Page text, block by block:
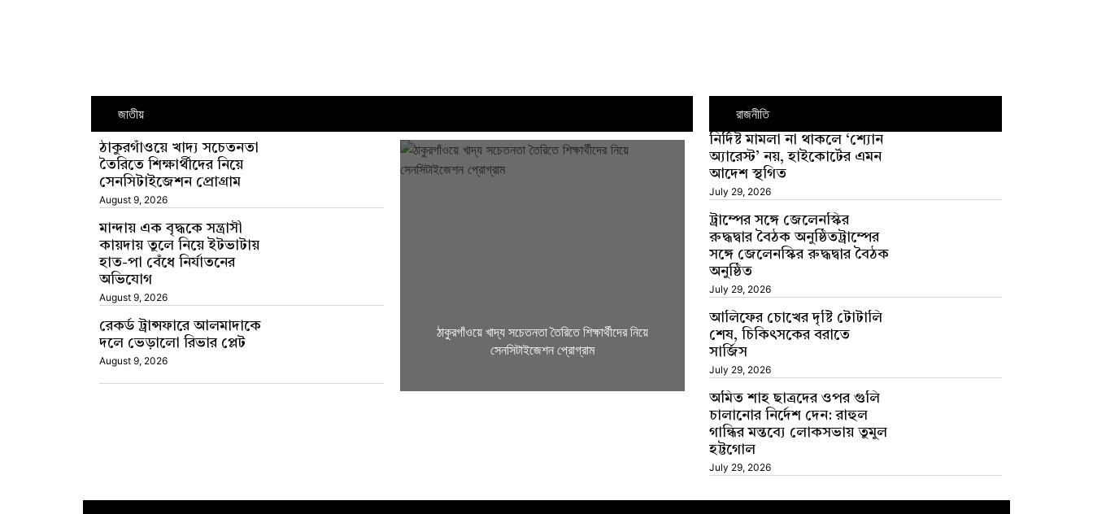
রাজনীতি
নির্দিষ্ট মামলা না থাকলে ‘শ্যোন
অ্যারেস্ট’ নয়, হাইকোর্টের এমন
আদেশ স্থগিত
July 29, 2026
ট্রাম্পের সঙ্গে জেলেনস্কির
রুদ্ধদ্বার বৈঠক অনুষ্ঠিতট্রাম্পের
সঙ্গে জেলেনস্কির রুদ্ধদ্বার বৈঠক
অনুষ্ঠিত
July 29, 2026
আলিফের চোখের দৃষ্টি টোটালি
শেষ, চিকিৎসকের বরাতে
সার্জিস
July 29, 2026
অমিত শাহ ছাত্রদের ওপর গুলি
চালানোর নির্দেশ দেন: রাহুল
গান্ধির মন্তব্যে লোকসভায় তুমুল
হট্টগোল
July 29, 2026
জাতীয়
ঠাকুরগাঁওয়ে খাদ্য সচেতনতা
তৈরিতে শিক্ষার্থীদের নিয়ে
সেনসিটাইজেশন প্রোগ্রাম
August 9, 2026
মান্দায় এক বৃদ্ধকে সন্ত্রাসী
কায়দায় তুলে নিয়ে ইটভাটায়
হাত-পা বেঁধে নির্যাতনের
অভিযোগ
August 9, 2026
রেকর্ড ট্রান্সফারে আলমাদাকে
দলে ভেড়ালো রিভার প্লেট
August 9, 2026
ঠাকুরগাঁওয়ে খাদ্য সচেতনতা তৈরিতে শিক্ষার্থীদের নিয়ে
সেনসিটাইজেশন প্রোগ্রাম
মান্দায় এক বৃদ্ধকে সন্ত্রাসী কায়দায় তুলে নিয়ে ইটভাটায়